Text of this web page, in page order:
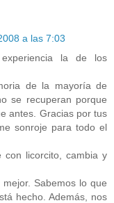
a las 7:03
la de los
de la mayoría de
se recuperan porque
antes. Gracias por tus
sonroje para todo el
con licorcito, cambia y
Sabemos lo que
hecho. Además, nos